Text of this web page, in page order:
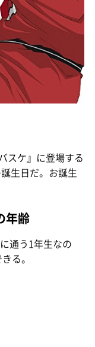
スケ』に登場する
生日だ。お誕生
年齢
通う1年生なの
る。